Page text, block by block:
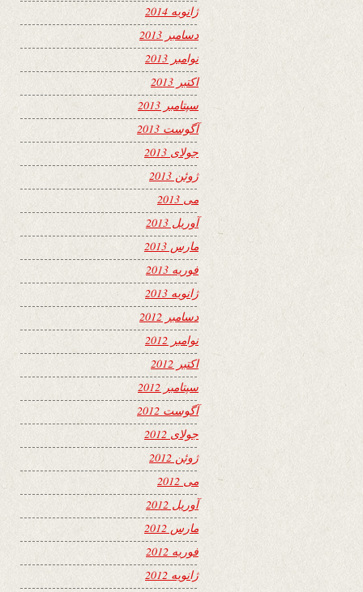
ژانویه 2014
دسامبر 2013
نوامبر 2013
اکتبر 2013
سپتامبر 2013
آگوست 2013
جولای 2013
ژوئن 2013
می 2013
آوریل 2013
مارس 2013
فوریه 2013
ژانویه 2013
دسامبر 2012
نوامبر 2012
اکتبر 2012
سپتامبر 2012
آگوست 2012
جولای 2012
ژوئن 2012
می 2012
آوریل 2012
مارس 2012
فوریه 2012
ژانویه 2012